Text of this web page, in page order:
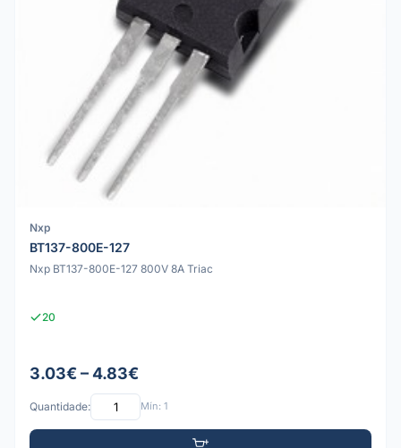
Nxp
BT137-800E-127
Nxp BT137-800E-127 800V 8A Triac
20
3.03€ – 4.83€
Quantidade: Mín: 1